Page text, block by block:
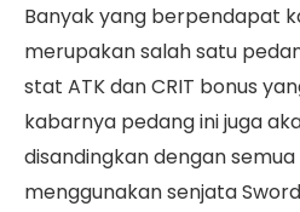
Banyak yang berpendapat
merupakan salah satu
stat ATK dan CRIT bonus
kabarnya pedang ini juga
disandingkan dengan
menggunakan senjata